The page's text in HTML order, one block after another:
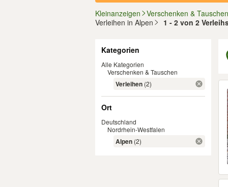
Kleinanzeigen
Verschenken & Tauschen
Verleihen in Alpen
1 - 2 von 2
Kategorien
Alle Kategorien
Verschenken & Tauschen
Verleihen (2)
Ort
Deutschland
Nordrhein-Westfalen
Alpen (2)